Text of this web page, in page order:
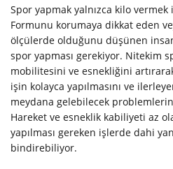
Spor yapmak yalnızca kilo
Formunu korumaya dikkat eden
ölçülerde olduğunu düşünen
spor yapması gerekiyor. Nitekim
mobilitesini ve esnekliğini
işin kolayca yapılmasını ve
meydana gelebilecek
Hareket ve esneklik kabiliyeti az
yapılması gereken işlerde dahi
bindirebiliyor.